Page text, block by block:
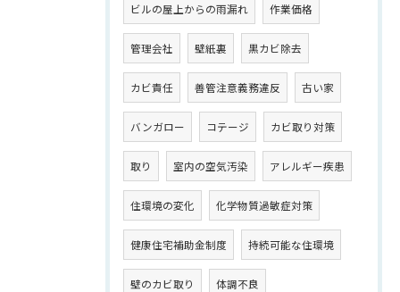
ビルの屋上からの雨漏れ 作業価格
管理会社 壁紙裏 黒カビ除去
カビ責任 善管注意義務違反 古い家
バンガロー コテージ カビ取り対策
取り 室内の空気汚染 アレルギー疾患
住環境の変化 化学物質過敏症対策
健康住宅補助金制度 持続可能な住環境
壁のカビ取り 体調不良